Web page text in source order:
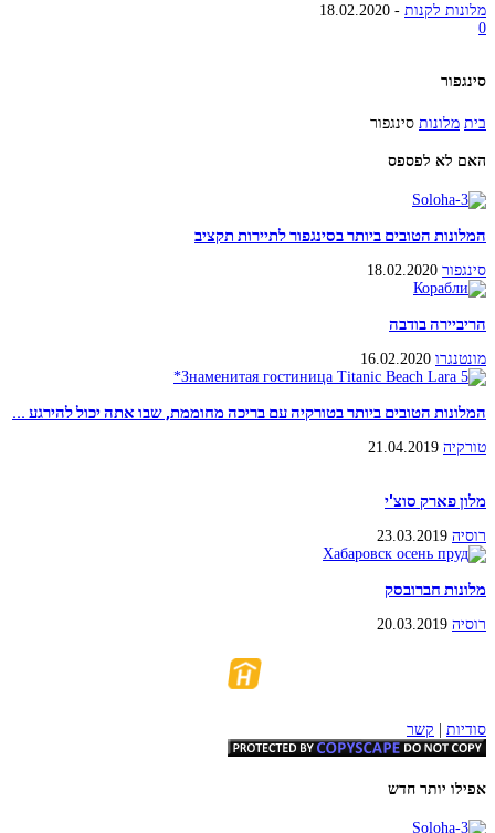
מלונות לקנות -
18.02.2020
0
סינגפור
בית מלונות סינגפור
האם לא לפספס
המלונות הטובים ביותר בסינגפור לתיירות תקציב
סינגפור 18.02.2020
הריביירה בודבה
מונטנגרו 16.02.2020
המלונות הטובים ביותר בטורקיה עם בריכה מחוממת, שבו אתה יכול להירגע ...
טורקיה 21.04.2019
מלון פארק סוצ'י
רוסיה 23.03.2019
מלונות חברובסק
רוסיה 20.03.2019
סודיות | קשר
אפילו יותר חדש